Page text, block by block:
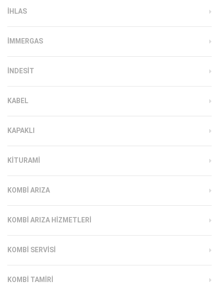
IHLAS
İMMERGAS
INDESIT
KABEL
KAPAKLI
KITURAMI
KOMBI ARIZA
KOMBI ARIZA HIZMETLERI
KOMBI SERVISI
KOMBI TAMIRI